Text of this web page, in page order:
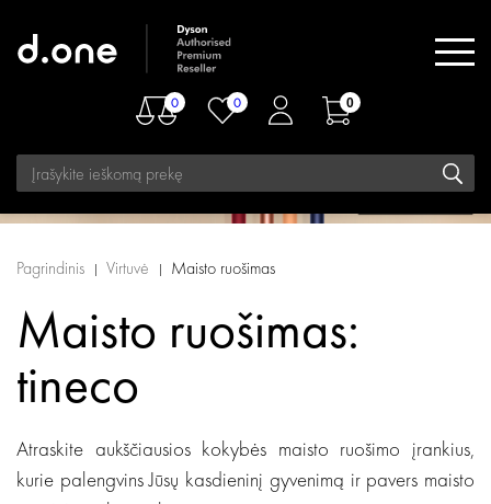
0 0 0
Pagrindinis Virtuvė Maisto ruošimas
Maisto ruošimas:
tineco
Atraskite aukščiausios kokybės maisto ruošimo įrankius,
kurie palengvins Jūsų kasdieninį gyvenimą ir pavers maisto